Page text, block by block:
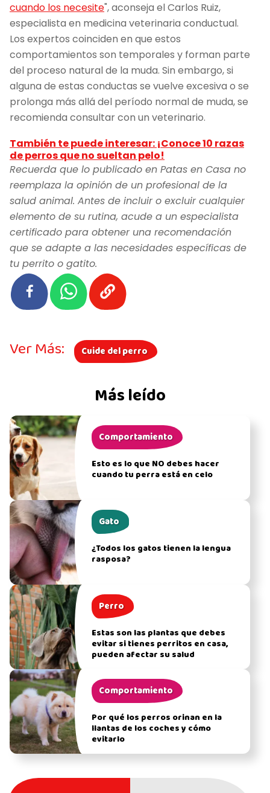
cuando los necesite", aconseja el Carlos Ruiz,
especialista en medicina veterinaria conductual.
Los expertos coinciden en que estos
comportamientos son temporales y forman parte
del proceso natural de la muda. Sin embargo, si
alguna de estas conductas se vuelve excesiva o se
prolonga más allá del período normal de muda, se
recomienda consultar con un veterinario.
También te puede interesar: ¡Conoce 10 razas
de perros que no sueltan pelo!
Recuerda que lo publicado en Patas en Casa no
reemplaza la opinión de un profesional de la
salud animal. Antes de incluir o excluir cualquier
elemento de su rutina, acude a un especialista
certificado para obtener una recomendación
que se adapte a las necesidades específicas de
tu perrito o gatito.
Más leído
Comportamiento
Esto es lo que NO debes hacer
cuando tu perra está en celo
Gato
¿Todos los gatos tienen la lengua
rasposa?
Perro
Estas son las plantas que debes
evitar si tienes perritos en casa,
pueden afectar su salud
Comportamiento
Por qué los perros orinan en la
llantas de los coches y cómo
evitarlo
Ver Más: Cuide del perro